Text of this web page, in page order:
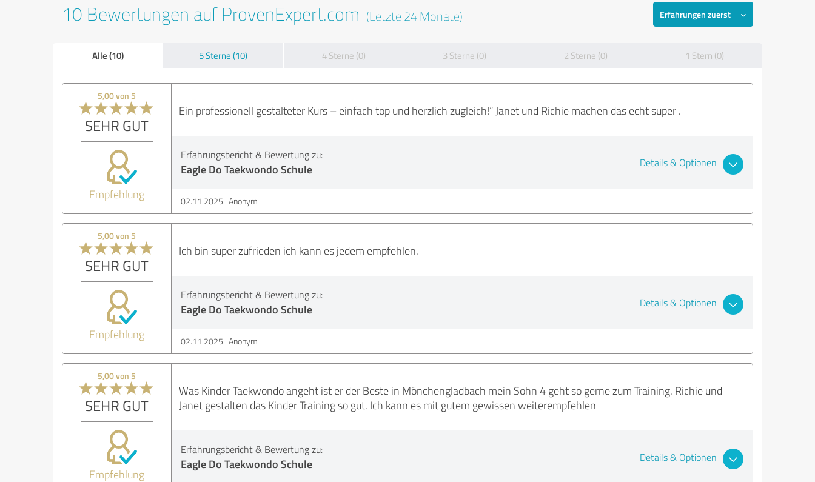
10 Bewertungen auf ProvenExpert.com (Letzte 24 Monate) Erfahrungen zuerst
Alle (10) 5 Sterne (10) 4 Sterne (0) 3 Sterne (0) 2 Sterne (0) 1 Stern (0)
5,00 von 5
SEHR GUT
Empfehlung
Ein professionell gestalteter Kurs – einfach top und herzlich zugleich!“ Janet und Richie machen das echt super .
Erfahrungsbericht & Bewertung zu:
Eagle Do Taekwondo Schule Details & Optionen
02.11.2025 Anonym
5,00 von 5
SEHR GUT
Empfehlung
Ich bin super zufrieden ich kann es jedem empfehlen.
Erfahrungsbericht & Bewertung zu:
Eagle Do Taekwondo Schule Details & Optionen
02.11.2025 Anonym
5,00 von 5
SEHR GUT
Empfehlung
Was Kinder Taekwondo angeht ist er der Beste in Mönchengladbach mein Sohn 4 geht so gerne zum Training. Richie und
Janet gestalten das Kinder Training so gut. Ich kann es mit gutem gewissen weiterempfehlen
Erfahrungsbericht & Bewertung zu:
Eagle Do Taekwondo Schule Details & Optionen